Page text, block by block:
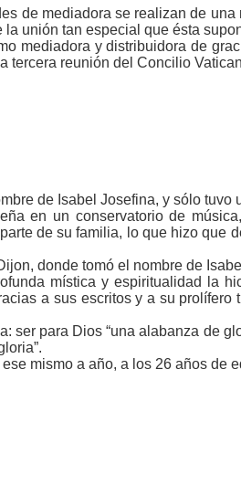
de mediadora se realizan de una
unión tan especial que ésta
mediadora y distribuidora de
tercera reunión del Concilio
de Isabel Josefina, y sólo tuvo
en un conservatorio de
de su familia, lo que hizo que
donde tomó el nombre de
mística y espiritualidad la
a sus escritos y a su prolífero
para Dios “una alabanza de
mismo a año, a los 26 años de